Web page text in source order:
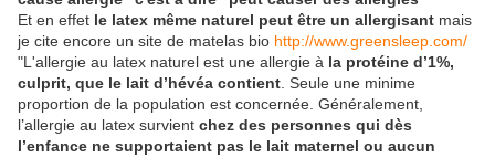
Et en effet le latex même naturel peut être un allergisant mais
je cite encore un site de matelas bio http://www.greensleep.com/
"L'allergie au latex naturel est une allergie à la protéine d’1%,
culprit, que le lait d’hévéa contient . Seule une minime
proportion de la population est concernée. Généralement,
l’allergie au latex survient chez des personnes qui dès
l’enfance ne supportaient pas le lait maternel ou aucun